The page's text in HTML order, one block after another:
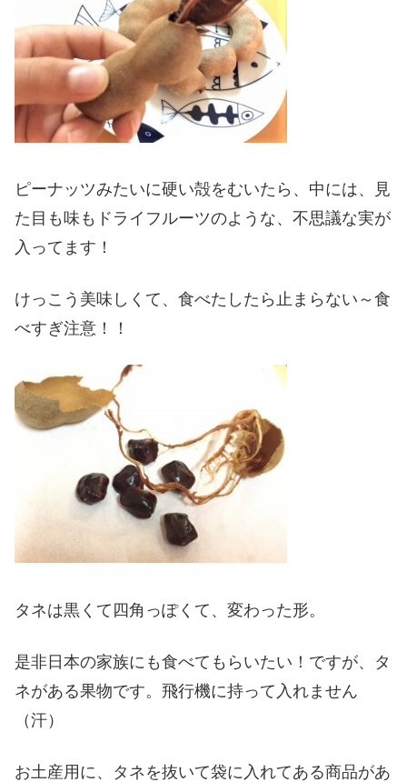
ピーナッツみたいに硬い殻をむいたら、中には、見
た目も味もドライフルーツのような、不思議な実が
入ってます！
けっこう美味しくて、食べたしたら止まらない～食
べすぎ注意！！
タネは黒くて四角っぽくて、変わった形。
是非日本の家族にも食べてもらいたい！ですが、タ
ネがある果物です。飛行機に持って入れません
（汗）
お土産用に、タネを抜いて袋に入れてある商品があ